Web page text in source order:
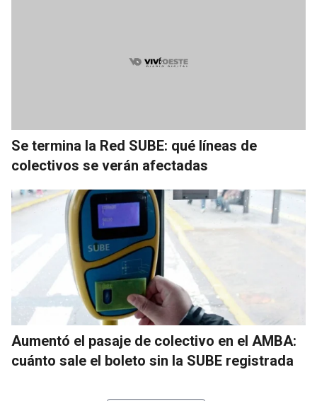
Se termina la Red SUBE: qué líneas de
colectivos se verán afectadas
Aumentó el pasaje de colectivo en el AMBA:
cuánto sale el boleto sin la SUBE registrada